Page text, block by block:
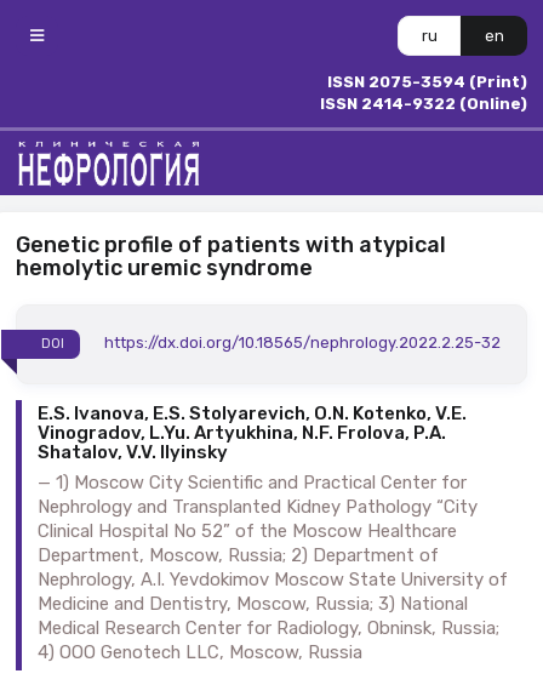
ru en
ISSN 2075-3594 (Print)
ISSN 2414-9322 (Online)
Genetic profile of patients with atypical
hemolytic uremic syndrome
DOI https://dx.doi.org/10.18565/nephrology.2022.2.25-32
E.S. Ivanova, E.S. Stolyarevich, O.N. Kotenko, V.E.
Vinogradov, L.Yu. Artyukhina, N.F. Frolova, P.A.
Shatalov, V.V. Ilyinsky
1) Moscow City Scientific and Practical Center for
Nephrology and Transplanted Kidney Pathology “City
Clinical Hospital No 52” of the Moscow Healthcare
Department, Moscow, Russia; 2) Department of
Nephrology, A.I. Yevdokimov Moscow State University of
Medicine and Dentistry, Moscow, Russia; 3) National
Medical Research Center for Radiology, Obninsk, Russia;
4) OOO Genotech LLC, Moscow, Russia